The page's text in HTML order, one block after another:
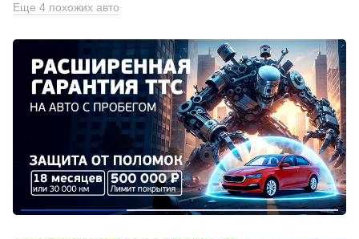
Еще 4 похожих авто